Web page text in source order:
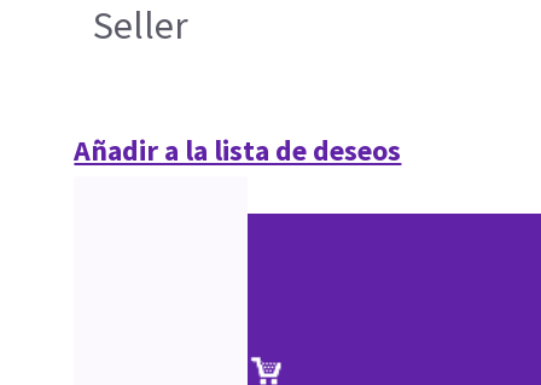
Seller
Añadir a la lista de deseos